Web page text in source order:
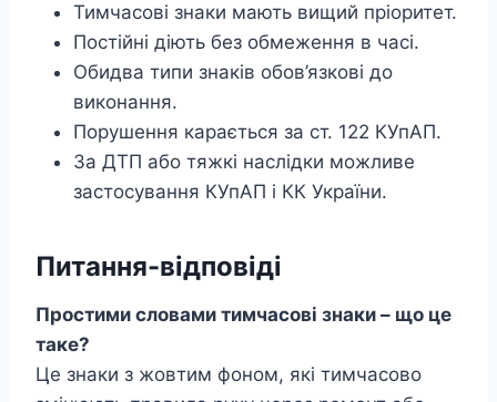
Тимчасові знаки мають вищий пріоритет.
Постійні діють без обмеження в часі.
Обидва типи знаків обов’язкові до
виконання.
Порушення карається за ст. 122 КУпАП.
За ДТП або тяжкі наслідки можливе
застосування КУпАП і КК України.
Питання-відповіді
Простими словами тимчасові знаки – що це
таке?
Це знаки з жовтим фоном, які тимчасово